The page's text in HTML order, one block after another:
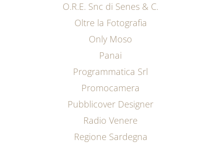
O.R.E. Snc di Senes & C.
Oltre la Fotografia
Only Moso
Panai
Programmatica Srl
Promocamera
Pubblicover Designer
Radio Venere
Regione Sardegna